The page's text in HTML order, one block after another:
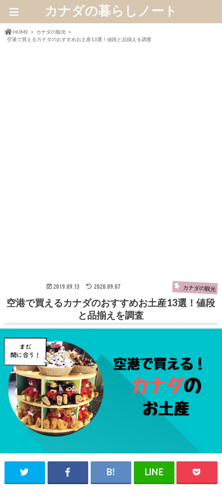
カナダの暮らしノート
HOME
カナダの観光
空港で買えるカナダのおすすめお土産13選！値段と品揃えを調査
2019.09.13 2020.09.07 カナダの観光
空港で買えるカナダのおすすめお土産13選！値段
と品揃えを調査